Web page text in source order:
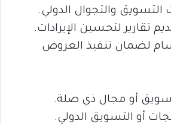
التسويق والتجوال الدولي.
تقارير لتحسين الإيرادات.
لضمان تنفيذ العروض
أو مجال ذي صلة.
أو التسويق الدولي.